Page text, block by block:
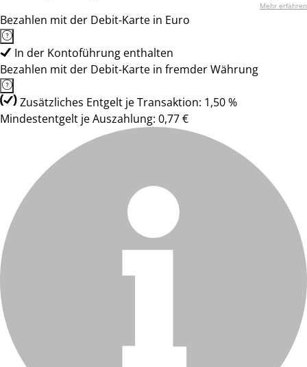
Mehr erfahren
Bezahlen mit der Debit-Karte in Euro
In der Kontoführung enthalten
Bezahlen mit der Debit-Karte in fremder Währung
Zusätzliches Entgelt je Transaktion: 1,50 %
Mindestentgelt je Auszahlung: 0,77 €